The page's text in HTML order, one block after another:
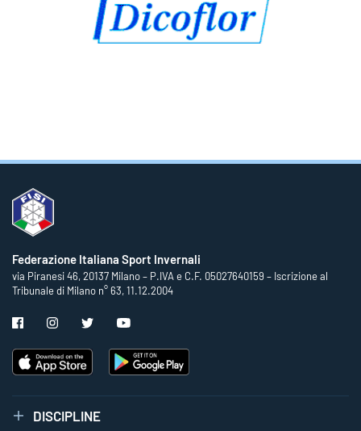
Federazione Italiana Sport Invernali
via Piranesi 46, 20137 Milano – P.IVA e C.F. 05027640159 – Iscrizione al
Tribunale di Milano n° 63, 11.12.2004
DISCIPLINE